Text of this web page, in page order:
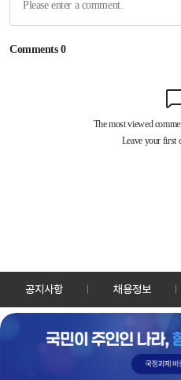
공지사항 채용정보
30128 세종특별자치시 정부2
TEL: 044-
Copyrightⓒ KTV 국민방